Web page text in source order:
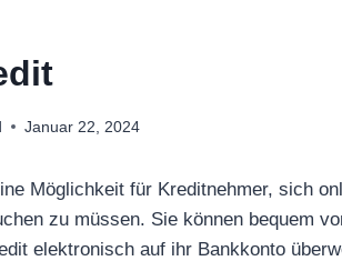
Januar 22, 2024
Möglichkeit für Kreditnehmer, sich
zu müssen. Sie können bequem
elektronisch auf ihr Bankkonto